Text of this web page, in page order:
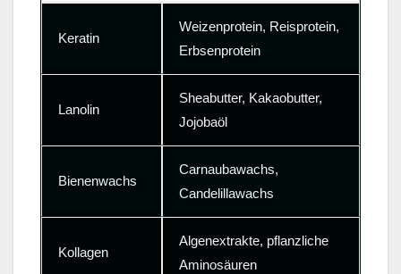
Keratin
Weizenprotein, Reisprotein,
Erbsenprotein
Lanolin
Sheabutter, Kakaobutter,
Jojobaöl
Bienenwachs
Carnaubawachs,
Candelillawachs
Kollagen
Algenextrakte, pflanzliche
Aminosäuren